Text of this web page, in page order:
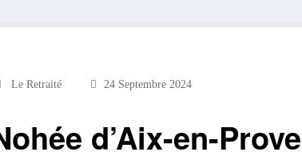
Le Retraité 24 Septembre 2024
d’Aix-en-